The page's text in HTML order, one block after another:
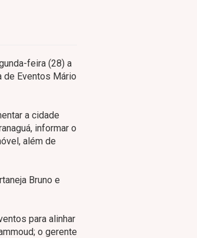
feira (28) a
de Eventos Mário
a cidade
informar o
além de
Bruno e
para alinhar
o gerente